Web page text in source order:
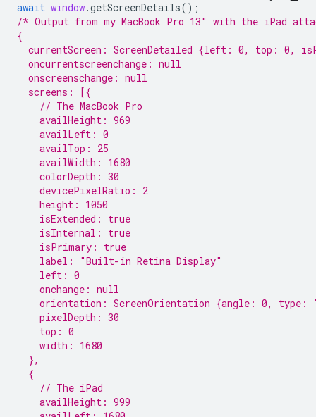
await window.getScreenDetails();
/* Output from my MacBook Pro 13″ with the iPad
{
currentScreen: ScreenDetailed {left: 0, top: 0,
  oncurrentscreenchange: null
  onscreenschange: null
  screens: [{
    // The MacBook Pro
    availHeight: 969
    availLeft: 0
    availTop: 25
    availWidth: 1680
    colorDepth: 30
    devicePixelRatio: 2
    height: 1050
    isExtended: true
    isInternal: true
    isPrimary: true
    label: "Built-in Retina Display"
    left: 0
    onchange: null
orientation: ScreenOrientation {angle: 0, type:
    pixelDepth: 30
    top: 0
    width: 1680
  },
  {
    // The iPad
    availHeight: 999